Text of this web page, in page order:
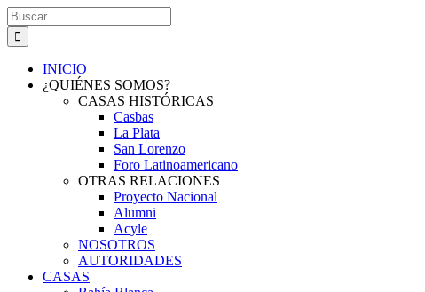
Saltar
al
contenido
Buscar:
INICIO
¿QUIÉNES SOMOS?
CASAS HISTÓRICAS
Casbas
La Plata
San Lorenzo
Foro Latinoamericano
OTRAS RELACIONES
Proyecto Nacional
Alumni
Acyle
NOSOTROS
AUTORIDADES
CASAS